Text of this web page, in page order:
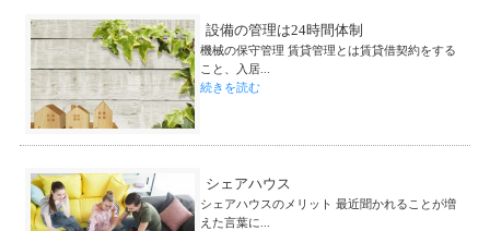
設備の管理は24時間体制
機械の保守管理 賃貸管理とは賃貸借契約をする
こと、入居...
続きを読む
シェアハウス
シェアハウスのメリット 最近聞かれることが増
えた言葉に...